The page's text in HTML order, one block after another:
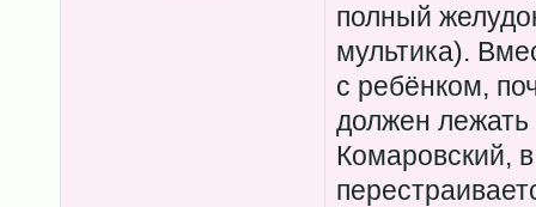
полный
мультика).
с ребёнком,
должен лежать
Комаровский,